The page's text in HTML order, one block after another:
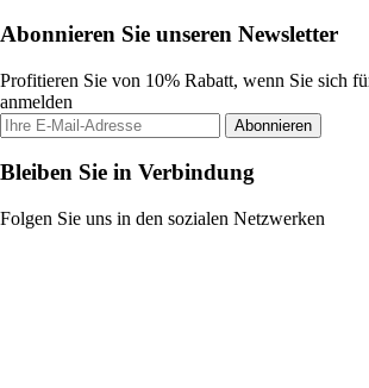
Abonnieren Sie unseren Newsletter
Profitieren Sie von 10% Rabatt, wenn Sie sich
anmelden
Abonnieren
Bleiben Sie in Verbindung
Folgen Sie uns in den sozialen Netzwerken